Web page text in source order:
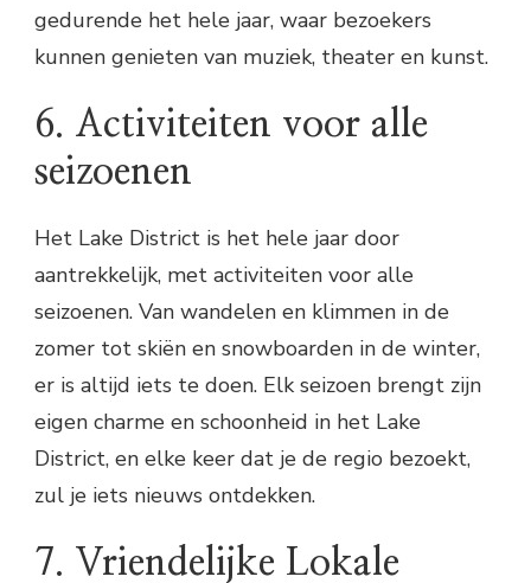
gedurende het hele jaar, waar bezoekers
kunnen genieten van muziek, theater en kunst.
6. Activiteiten voor alle
seizoenen
Het Lake District is het hele jaar door
aantrekkelijk, met activiteiten voor alle
seizoenen. Van wandelen en klimmen in de
zomer tot skiën en snowboarden in de winter,
er is altijd iets te doen. Elk seizoen brengt zijn
eigen charme en schoonheid in het Lake
District, en elke keer dat je de regio bezoekt,
zul je iets nieuws ontdekken.
7. Vriendelijke Lokale